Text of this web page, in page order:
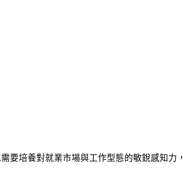
要培養對就業市場與工作型態的敏銳感知力，